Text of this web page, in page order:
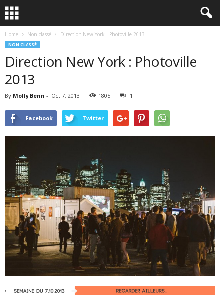
Home Non classé Direction New York : Photoville 2013
NON CLASSÉ
Direction New York : Photoville
2013
By Molly Benn - Oct 7, 2013 1805 1
Facebook Twitter